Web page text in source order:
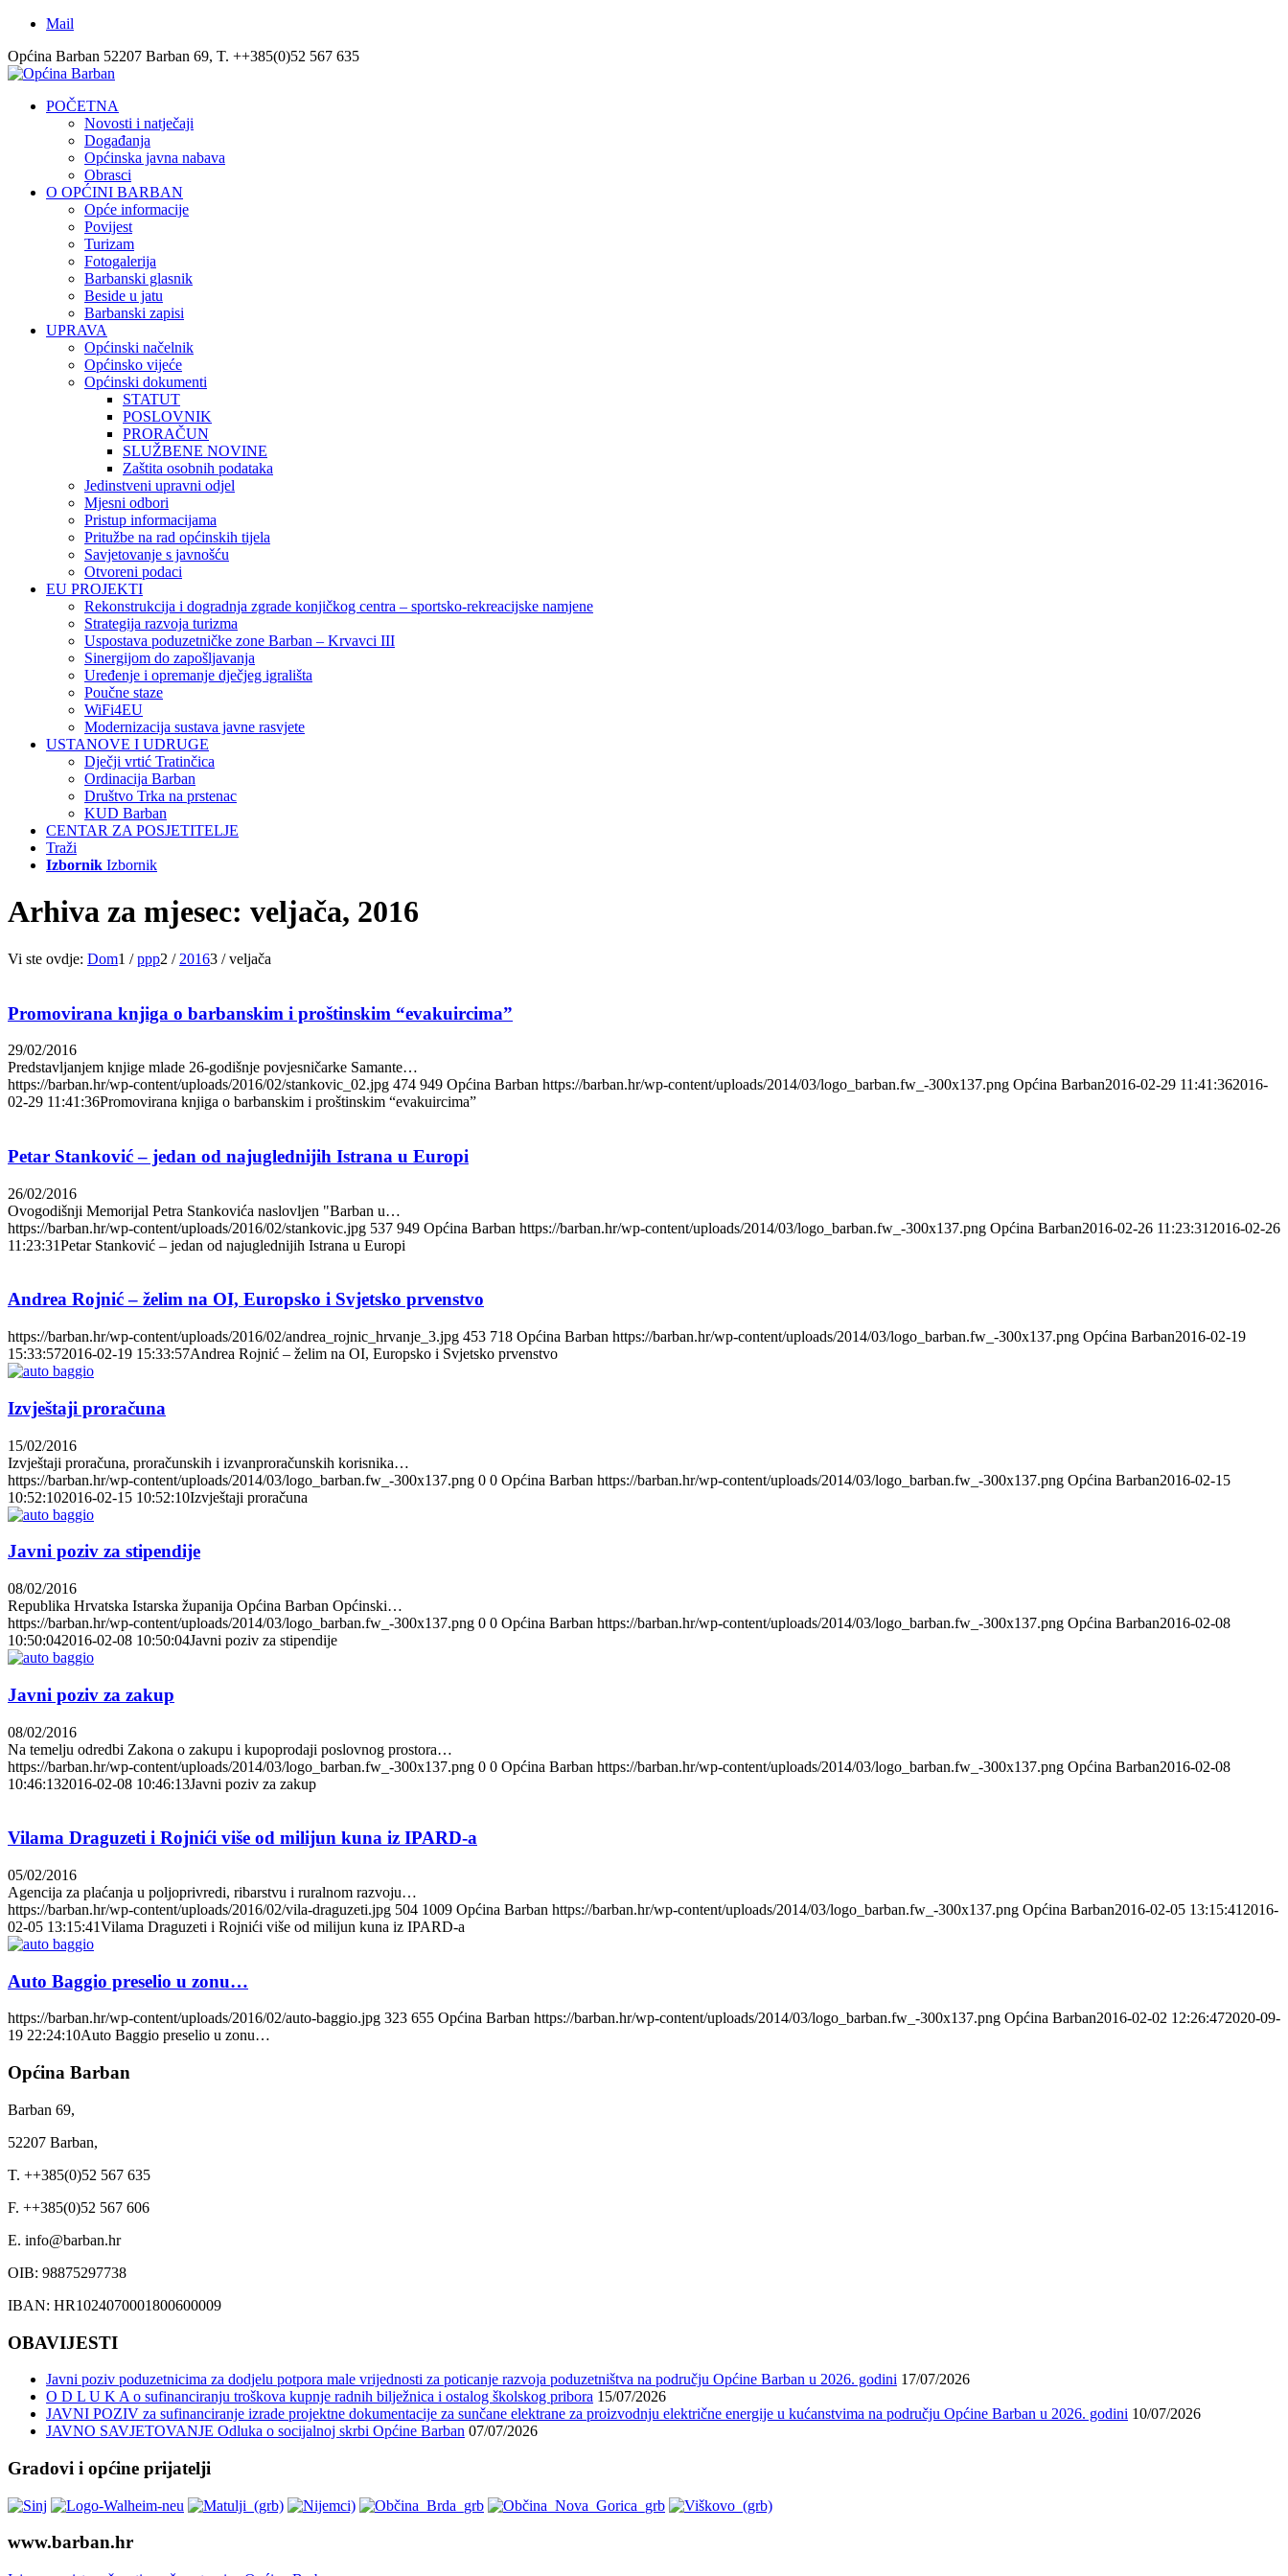
Mail
Općina Barban 52207 Barban 69, T. ++385(0)52 567 635
POČETNA
Novosti i natječaji
Događanja
Općinska javna nabava
Obrasci
O OPĆINI BARBAN
Opće informacije
Povijest
Turizam
Fotogalerija
Barbanski glasnik
Beside u jatu
Barbanski zapisi
UPRAVA
Općinski načelnik
Općinsko vijeće
Općinski dokumenti
STATUT
POSLOVNIK
PRORAČUN
SLUŽBENE NOVINE
Zaštita osobnih podataka
Jedinstveni upravni odjel
Mjesni odbori
Pristup informacijama
Pritužbe na rad općinskih tijela
Savjetovanje s javnošću
Otvoreni podaci
EU PROJEKTI
Rekonstrukcija i dogradnja zgrade konjičkog centra – sportsko-rekreacijske namjene
Strategija razvoja turizma
Uspostava poduzetničke zone Barban – Krvavci III
Sinergijom do zapošljavanja
Uređenje i opremanje dječjeg igrališta
Poučne staze
WiFi4EU
Modernizacija sustava javne rasvjete
USTANOVE I UDRUGE
Dječji vrtić Tratinčica
Ordinacija Barban
Društvo Trka na prstenac
KUD Barban
CENTAR ZA POSJETITELJE
Traži
Izbornik Izbornik
Arhiva za mjesec: veljača, 2016
Vi ste ovdje: Dom1 / ppp2 / 20163 / veljača
Promovirana knjiga o barbanskim i proštinskim “evakuircima”
29/02/2016
Predstavljanjem knjige mlade 26-godišnje povjesničarke Samante…
https://barban.hr/wp-content/uploads/2016/02/stankovic_02.jpg 474 949 Općina Barban https://barban.hr/wp-content/uploads/2014/03/logo_barban.fw_-300x137.png Općina Barban2016-02-29 11:41:362016-
02-29 11:41:36Promovirana knjiga o barbanskim i proštinskim “evakuircima”
Petar Stanković – jedan od najuglednijih Istrana u Europi
26/02/2016
Ovogodišnji Memorijal Petra Stankovića naslovljen "Barban u…
https://barban.hr/wp-content/uploads/2016/02/stankovic.jpg 537 949 Općina Barban https://barban.hr/wp-content/uploads/2014/03/logo_barban.fw_-300x137.png Općina Barban2016-02-26 11:23:31 2016-02-26
11:23:31Petar Stanković – jedan od najuglednijih Istrana u Europi
Andrea Rojnić – želim na OI, Europsko i Svjetsko prvenstvo
https://barban.hr/wp-content/uploads/2016/02/andrea_rojnic_hrvanje_3.jpg 453 718 Općina Barban https://barban.hr/wp-content/uploads/2014/03/logo_barban.fw_-300x137.png Općina Barban2016-02-19
15:33:572016-02-19 15:33:57Andrea Rojnić – želim na OI, Europsko i Svjetsko prvenstvo
Izvještaji proračuna
15/02/2016
Izvještaji proračuna, proračunskih i izvanproračunskih korisnika…
https://barban.hr/wp-content/uploads/2014/03/logo_barban.fw_-300x137.png 0 0 Općina Barban https://barban.hr/wp-content/uploads/2014/03/logo_barban.fw_-300x137.png Općina Barban2016-02-15
10:52:102016-02-15 10:52:10Izvještaji proračuna
Javni poziv za stipendije
08/02/2016
Republika Hrvatska Istarska županija Općina Barban Općinski…
https://barban.hr/wp-content/uploads/2014/03/logo_barban.fw_-300x137.png 0 0 Općina Barban https://barban.hr/wp-content/uploads/2014/03/logo_barban.fw_-300x137.png Općina Barban2016-02-08
10:50:042016-02-08 10:50:04Javni poziv za stipendije
Javni poziv za zakup
08/02/2016
Na temelju odredbi Zakona o zakupu i kupoprodaji poslovnog prostora…
https://barban.hr/wp-content/uploads/2014/03/logo_barban.fw_-300x137.png 0 0 Općina Barban https://barban.hr/wp-content/uploads/2014/03/logo_barban.fw_-300x137.png Općina Barban2016-02-08
10:46:132016-02-08 10:46:13Javni poziv za zakup
Vilama Draguzeti i Rojnići više od milijun kuna iz IPARD-a
05/02/2016
Agencija za plaćanja u poljoprivredi, ribarstvu i ruralnom razvoju…
https://barban.hr/wp-content/uploads/2016/02/vila-draguzeti.jpg 504 1009 Općina Barban https://barban.hr/wp-content/uploads/2014/03/logo_barban.fw_-300x137.png Općina Barban2016-02-05 13:15:41 2016-
02-05 13:15:41Vilama Draguzeti i Rojnići više od milijun kuna iz IPARD-a
Auto Baggio preselio u zonu…
https://barban.hr/wp-content/uploads/2016/02/auto-baggio.jpg 323 655 Općina Barban https://barban.hr/wp-content/uploads/2014/03/logo_barban.fw_-300x137.png Općina Barban2016-02-02 12:26:472020-09-
19 22:24:10Auto Baggio preselio u zonu…
Općina Barban
Barban 69,
52207 Barban,
T. ++385(0)52 567 635
F. ++385(0)52 567 606
E. info@barban.hr
OIB: 98875297738
IBAN: HR1024070001800600009
OBAVIJESTI
Javni poziv poduzetnicima za dodjelu potpora male vrijednosti za poticanje razvoja poduzetništva na području Općine Barban u 2026. godini 17/07/2026
O D L U K A o sufinanciranju troškova kupnje radnih bilježnica i ostalog školskog pribora 15/07/2026
JAVNI POZIV za sufinanciranje izrade projektne dokumentacije za sunčane elektrane za proizvodnju električne energije u kućanstvima na području Općine Barban u 2026. godini 10/07/2026
JAVNO SAVJETOVANJE Odluka o socijalnoj skrbi Općine Barban 07/07/2026
Gradovi i općine prijatelji
www.barban.hr